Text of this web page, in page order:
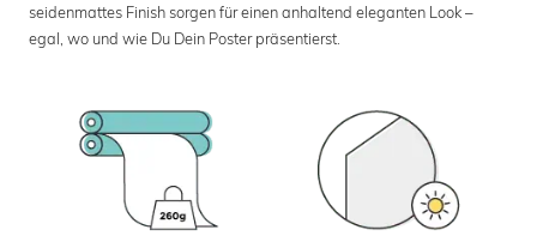
seidenmattes Finish sorgen für einen anhaltend eleganten Look –
egal, wo und wie Du Dein Poster präsentierst.